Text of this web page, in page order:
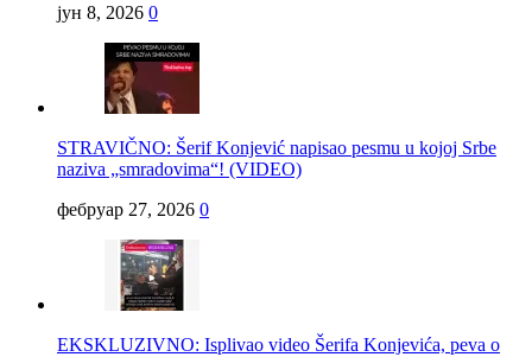
јун 8, 2026 0
STRAVIČNO: Šerif Konjević napisao pesmu u kojoj Srbe
naziva „smradovima“! (VIDEO)
фебруар 27, 2026 0
EKSKLUZIVNO: Isplivao video Šerifa Konjevića, peva o